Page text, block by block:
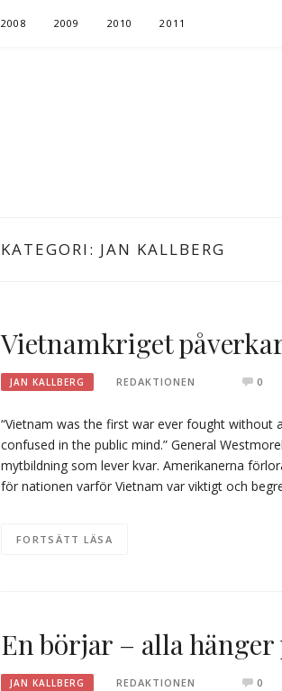
2008 2009 2010 2011
KATEGORI: JAN KALLBERG
Vietnamkriget
JAN KALLBERG REDAKTIONEN 0
“Vietnam was the first war ever fought without
confused in the public mind.” General
mytbildning som lever kvar. Amerikanerna
för nationen varför Vietnam var viktigt och
FORTSÄTT LÄSA
En börjar – alla hänger
JAN KALLBERG REDAKTIONEN 0